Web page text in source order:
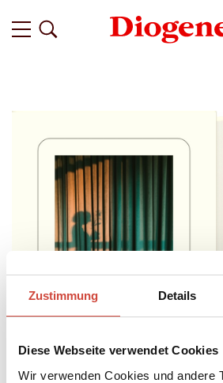
Zustimmung Details
Diese Webseite verwendet Cookies
Wir verwenden Cookies und andere